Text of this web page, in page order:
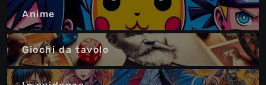
Anime
Giochi da tavolo